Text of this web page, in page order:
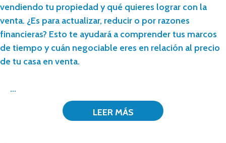
vendiendo tu propiedad y qué quieres lograr con la
venta. ¿Es para actualizar, reducir o por razones
financieras? Esto te ayudará a comprender tus marcos
de tiempo y cuán negociable eres en relación al precio
de tu casa en venta.
...
LEER MÁS